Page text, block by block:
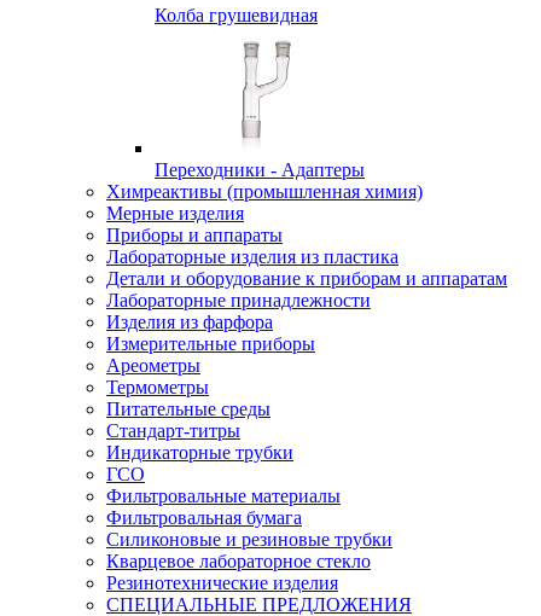
Колба грушевидная
Переходники - Адаптеры
Химреактивы (промышленная химия)
Мерные изделия
Приборы и аппараты
Лабораторные изделия из пластика
Детали и оборудование к приборам и аппаратам
Лабораторные принадлежности
Изделия из фарфора
Измерительные приборы
Ареометры
Термометры
Питательные среды
Стандарт-титры
Индикаторные трубки
ГСО
Фильтровальные материалы
Фильтровальная бумага
Силиконовые и резиновые трубки
Кварцевое лабораторное стекло
Резинотехнические изделия
СПЕЦИАЛЬНЫЕ ПРЕДЛОЖЕНИЯ